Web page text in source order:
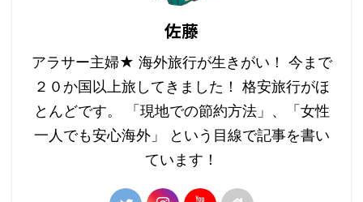
佐藤
アラサー主婦★ 海外旅行が生きがい！ 今まで
２０か国以上旅してきました！ 格安旅行がほ
とんどです。 「現地での節約方法」、「女性
一人でも安心海外」 という目線で記事を書い
ています！